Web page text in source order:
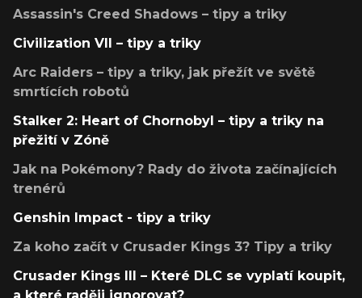
Assassin's Creed Shadows – tipy a triky
Civilization VII – tipy a triky
Arc Raiders – tipy a triky, jak přežít ve světě
smrtících robotů
Stalker 2: Heart of Chornobyl – tipy a triky na
přežití v Zóně
Jak na Pokémony? Rady do života začínajících
trenérů
Genshin Impact - tipy a triky
Za koho začít v Crusader Kings 3? Tipy a triky
Crusader Kings III – Které DLC se vyplatí koupit,